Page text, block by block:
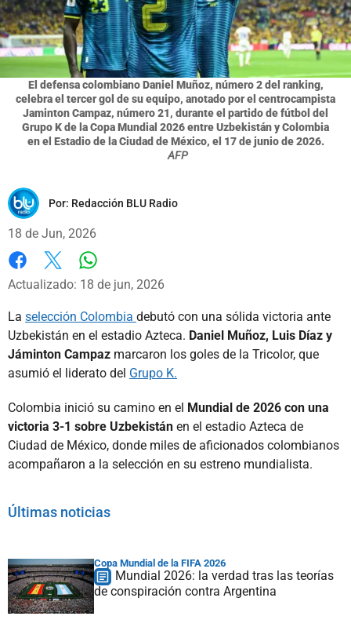
El defensa colombiano Daniel Muñoz, número 2 del ranking,
celebra el tercer gol de su equipo, anotado por el centrocampista
Jaminton Campaz, número 21, durante el partido de fútbol del
Grupo K de la Copa Mundial 2026 entre Uzbekistán y Colombia
en el Estadio de la Ciudad de México, el 17 de junio de 2026.
AFP
Por: Redacción BLU Radio
18 de Jun, 2026
Facebook
X Whatsapp
Actualizado: 18 de jun, 2026
La selección Colombia debutó con una sólida victoria ante
Uzbekistán en el estadio Azteca. Daniel Muñoz, Luis Díaz y
Jáminton Campaz marcaron los goles de la Tricolor, que
asumió el liderato del Grupo K.
Colombia inició su camino en el Mundial de 2026 con una
victoria 3-1 sobre Uzbekistán en el estadio Azteca de
Ciudad de México, donde miles de aficionados colombianos
acompañaron a la selección en su estreno mundialista.
Últimas noticias
Copa Mundial de la FIFA 2026
Mundial 2026: la verdad tras las teorías
de conspiración contra Argentina